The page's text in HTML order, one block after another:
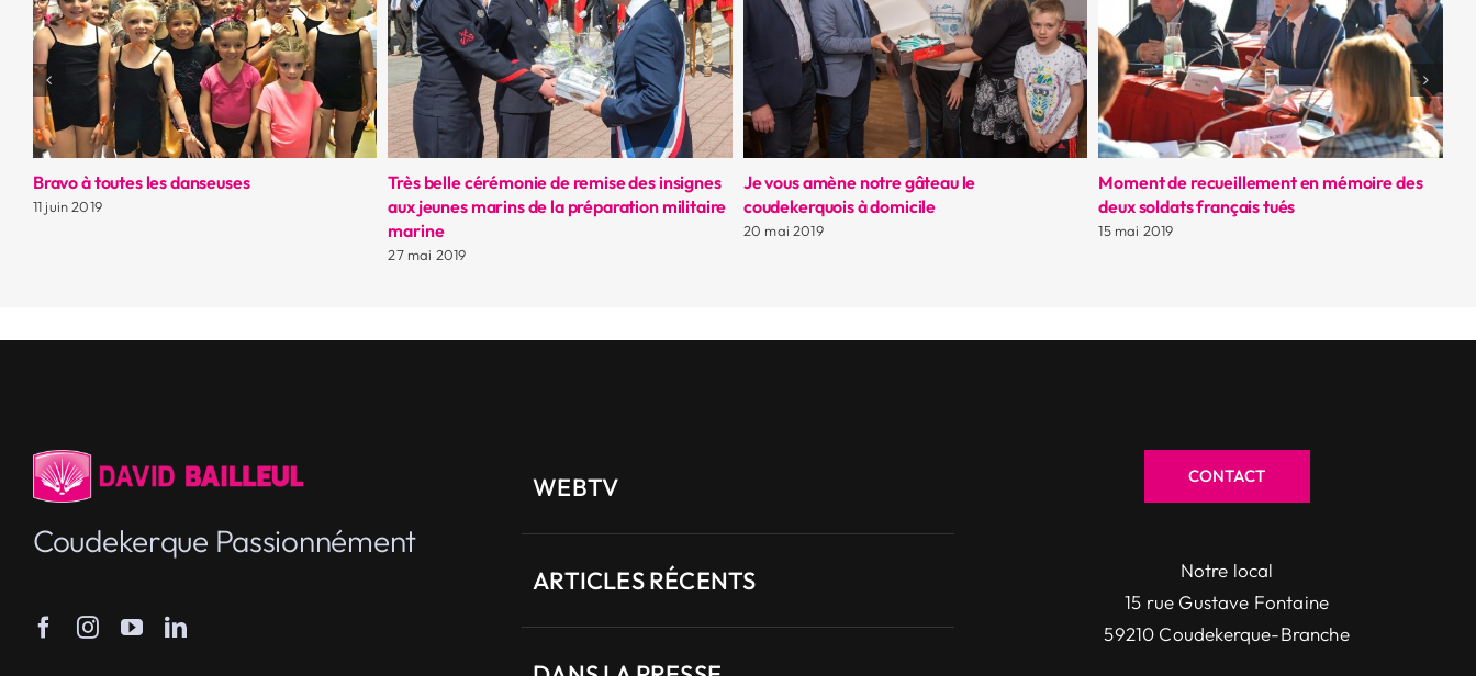
Bravo à toutes les danseuses
11 juin 2019
Très belle cérémonie de remise des insignes
aux jeunes marins de la préparation militaire
marine
27 mai 2019
Je vous amène notre gâteau le
coudekerquois à domicile
20 mai 2019
Moment de recueillement en mémoire des
deux soldats français tués
15 mai 2019
Coudekerque Passionnément
WEBTV
ARTICLES RÉCENTS
CONTACT
Notre local
15 rue Gustave Fontaine
59210 Coudekerque-Branche